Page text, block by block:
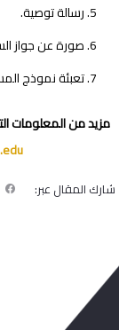
رسالة توصية.
صورة عن جواز
تعبئة نموذج
مزيد من المعلومات
شارك المقال عبر: